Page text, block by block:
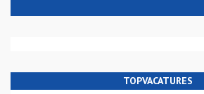
TOPVACATURES